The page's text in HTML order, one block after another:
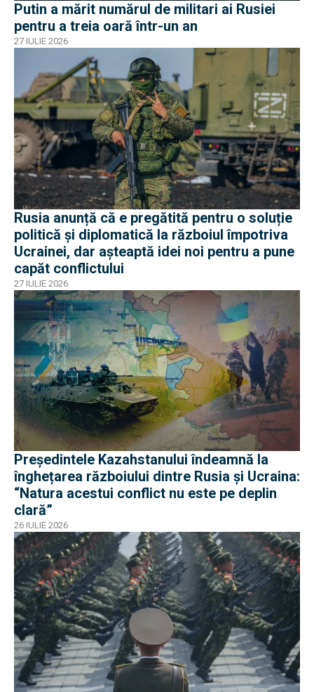
Putin a mărit numărul de militari ai Rusiei
pentru a treia oară într-un an
27 IULIE 2026
Rusia anunță că e pregătită pentru o soluție
politică și diplomatică la războiul împotriva
Ucrainei, dar așteaptă idei noi pentru a pune
capăt conflictului
27 IULIE 2026
Președintele Kazahstanului îndeamnă la
înghețarea războiului dintre Rusia și Ucraina:
“Natura acestui conflict nu este pe deplin
clară”
26 IULIE 2026